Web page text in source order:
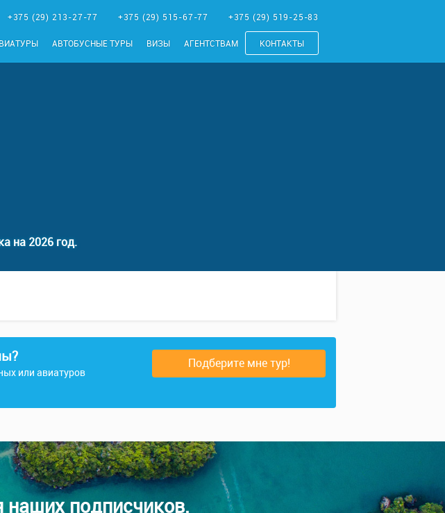
+375 (29) 213-27-77 +375 (29) 515-67-77 +375 (29) 519-25-83
АВТОБУСНЫЕ ТУРЫ ВИЗЫ АГЕНТСТВАМ КОНТАКТЫ
на 2026 год.
или авиатуров
Подберите мне тур!
подписчиков.